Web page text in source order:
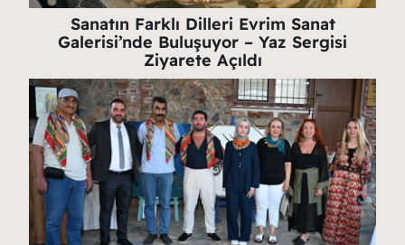
Sanatın Farklı Dilleri Evrim Sanat
Galerisi’nde Buluşuyor – Yaz Sergisi
Ziyarete Açıldı